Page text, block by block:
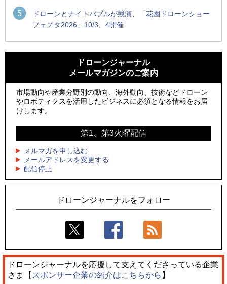
5
ドローンとナイトバブルが競演、「花園ドローンショー
フェスタ2026」10/3、4開催
ーンが採択、国産機で量産調達を目指す
飛んだドローン、飛ばなかったドローン
ドローンとナイトバブルが競演、「花園ドローンショーフェ
スタ2026」10/3、4開催
水面から離着水できる「HOVERAir AQUA」を実機レビュー、
水上アクティビティを自動追尾で撮影
レーシングカーの製造技術をドローンへ、トピアが大型機と
量産構想を公開
ン」とドローンショーによる新演出を実施
防衛装備庁「迎撃ドローン早期取得プログラム」にテラドロ
ーンが採択、国産機で量産調達を目指す
サザンビーチちがさき花火大会で「復活の花火」打ち上げ、
ロボデックス、2時間超の飛行を目指す新型水素燃料電池ドロ
ーンを公開
防衛だけではない、測量から屋内点検まで展開するテラドロ
ーンのソリューション
ドローンジャーナル
メールマガジンのご案内
市場動向や産業分野別の動向、海外動向、技術などドローン
やロボティクスを活用したビジネスに必須となる情報をお届
けします。
第1、第3火曜配信
メルマガを申し込む
メールアドレスを変更する
配信停止
ドローンジャーナルをフォロー
ドローンジャーナルを応援して支えてくださっている企業
さま【 スポンサー企業の紹介はこちらから 】